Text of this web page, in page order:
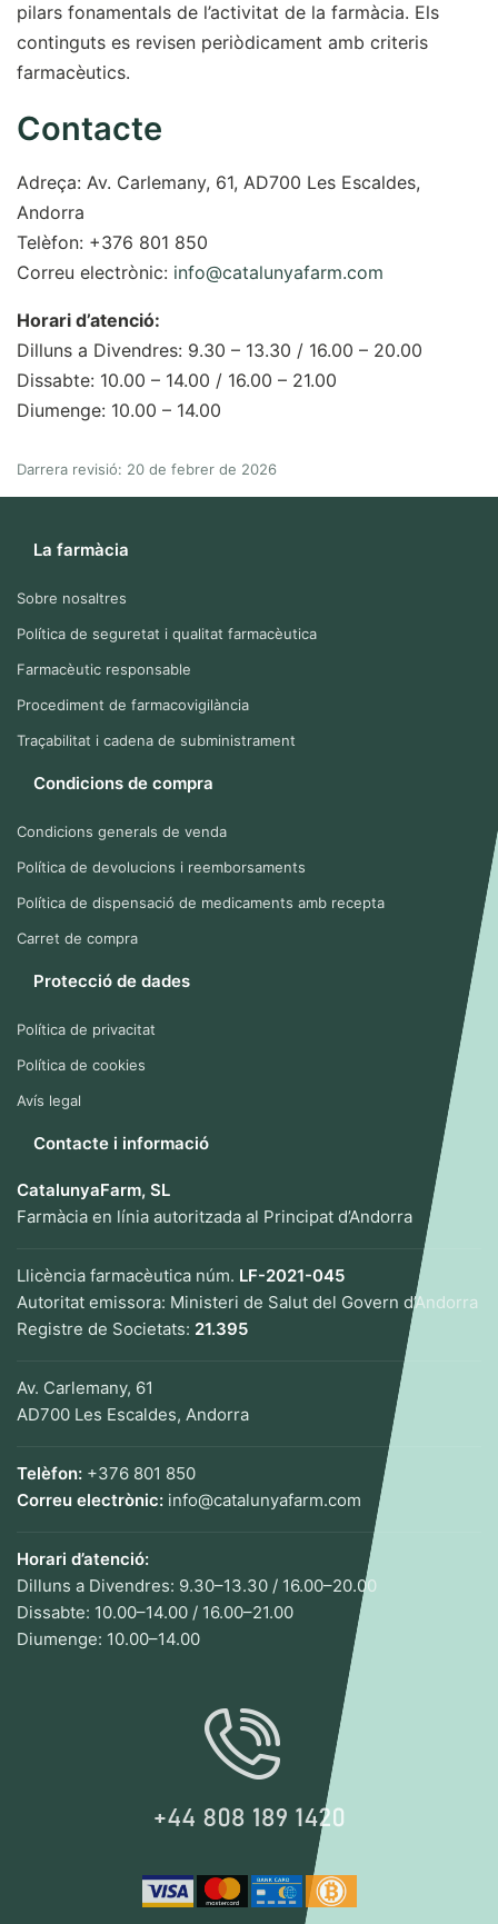
pilars fonamentals de l’activitat de la farmàcia. Els
continguts es revisen periòdicament amb criteris
farmacèutics.
Contacte
Adreça: Av. Carlemany, 61, AD700 Les Escaldes,
Andorra
Telèfon: +376 801 850
Correu electrònic: info@catalunyafarm.com
Horari d’atenció:
Dilluns a Divendres: 9.30 – 13.30 / 16.00 – 20.00
Dissabte: 10.00 – 14.00 / 16.00 – 21.00
Diumenge: 10.00 – 14.00
Darrera revisió: 20 de febrer de 2026
La farmàcia
Sobre nosaltres
Política de seguretat i qualitat farmacèutica
Farmacèutic responsable
Procediment de farmacovigilància
Traçabilitat i cadena de subministrament
Condicions de compra
Condicions generals de venda
Política de devolucions i reemborsaments
Política de dispensació de medicaments amb recepta
Carret de compra
Protecció de dades
Política de privacitat
Política de cookies
Avís legal
Contacte i informació
CatalunyaFarm, SL
Farmàcia en línia autoritzada al Principat d’Andorra
Llicència farmacèutica núm. LF-2021-045
Autoritat emissora: Ministeri de Salut del Govern d’Andorra
Registre de Societats: 21.395
Av. Carlemany, 61
AD700 Les Escaldes, Andorra
Telèfon: +376 801 850
Correu electrònic: info@catalunyafarm.com
Horari d’atenció:
Dilluns a Divendres: 9.30–13.30 / 16.00–20.00
Dissabte: 10.00–14.00 / 16.00–21.00
Diumenge: 10.00–14.00